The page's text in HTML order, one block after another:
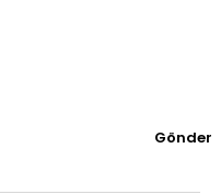
Gönder